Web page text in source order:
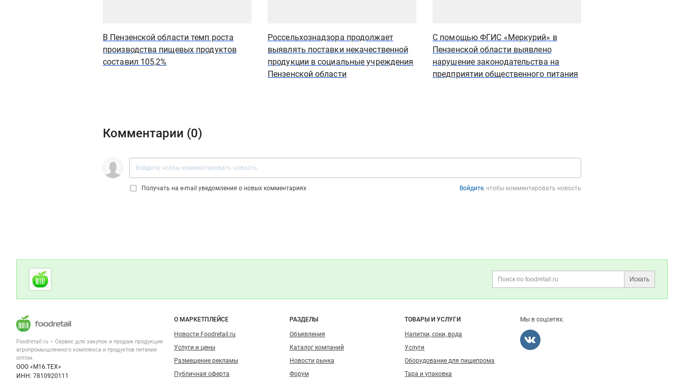
В Пензенской области темп роста
производства пищевых продуктов
составил 105,2%
Россельхознадзора продолжает
выявлять поставки некачественной
продукции в социальные учреждения
Пензенской области
С помощью ФГИС «Меркурий» в
Пензенской области выявлено
нарушение законодательства на
предприятии общественного питания
Комментарии (0)
Получать на e‑mail уведомления о новых комментариях Войдите , чтобы комментировать новость
Дополнительная информация
Искать
Cсылки на полезные проекты
Foodretail.ru
— продукты
Важные разделы и контакты
Foodretail.ru – Сервис для закупок и продаж продукции
агропромышленного комплекса и продуктов питания
оптом.
ООО «М16.ТЕХ»
ИНН: 7810920111
Навигация по сайту
О МАРКЕТПЛЕЙСЕ
Новости Foodretail.ru
Услуги и цены
Размещение рекламы
Публичная оферта
РАЗДЕЛЫ
Объявления
Каталог компаний
Новости рынка
Форум
ТОВАРЫ И УСЛУГИ
Напитки, соки, вода
Услуги
Оборудование для пищепрома
Тара и упаковка
Мы в соцсетях: